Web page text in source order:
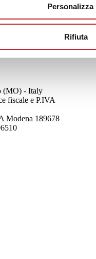
Personalizza
Rifiuta
(MO) - Italy
fiscale e P.IVA
Modena 189678